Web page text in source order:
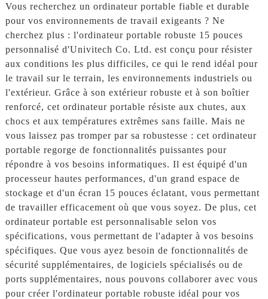
Vous recherchez un ordinateur portable fiable et durable
pour vos environnements de travail exigeants ? Ne
cherchez plus : l'ordinateur portable robuste 15 pouces
personnalisé d'Univitech Co. Ltd. est conçu pour résister
aux conditions les plus difficiles, ce qui le rend idéal pour
le travail sur le terrain, les environnements industriels ou
l'extérieur. Grâce à son extérieur robuste et à son boîtier
renforcé, cet ordinateur portable résiste aux chutes, aux
chocs et aux températures extrêmes sans faille. Mais ne
vous laissez pas tromper par sa robustesse : cet ordinateur
portable regorge de fonctionnalités puissantes pour
répondre à vos besoins informatiques. Il est équipé d'un
processeur hautes performances, d'un grand espace de
stockage et d'un écran 15 pouces éclatant, vous permettant
de travailler efficacement où que vous soyez. De plus, cet
ordinateur portable est personnalisable selon vos
spécifications, vous permettant de l'adapter à vos besoins
spécifiques. Que vous ayez besoin de fonctionnalités de
sécurité supplémentaires, de logiciels spécialisés ou de
ports supplémentaires, nous pouvons collaborer avec vous
pour créer l'ordinateur portable robuste idéal pour vos